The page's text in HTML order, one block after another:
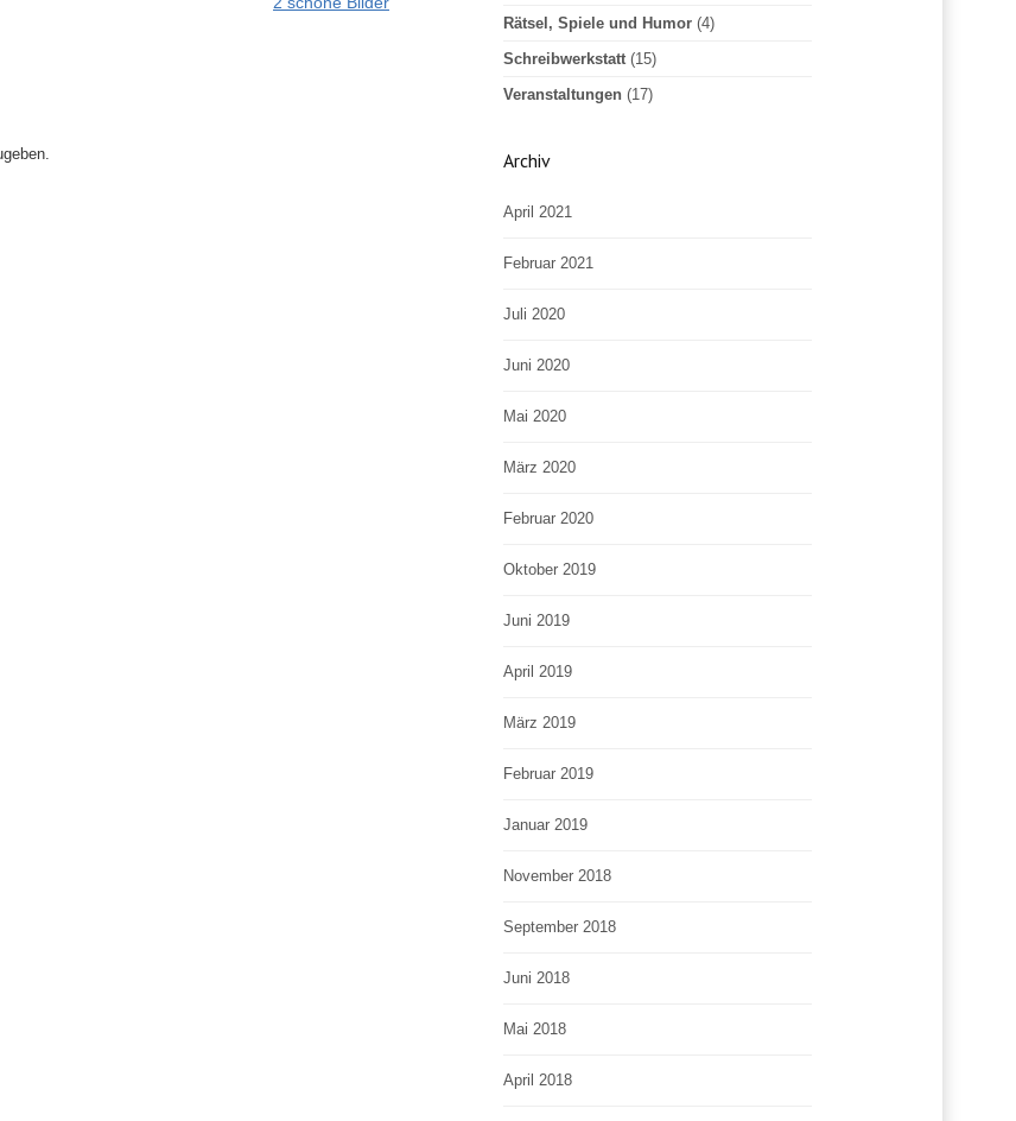
Rätsel, Spiele und Humor (4)
Schreibwerkstatt (15)
Veranstaltungen (17)
Archiv
April 2021
Februar 2021
Juli 2020
Juni 2020
Mai 2020
März 2020
Februar 2020
Oktober 2019
Juni 2019
April 2019
März 2019
Februar 2019
Januar 2019
November 2018
September 2018
Juni 2018
Mai 2018
April 2018